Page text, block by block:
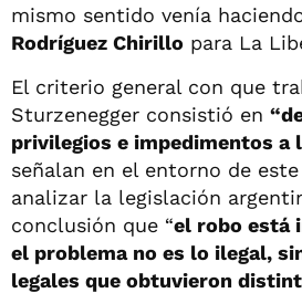
mismo sentido venía
Rodríguez Chirillo para La
El criterio general con que
Sturzenegger consistió en
privilegios e impedimentos a
señalan en el entorno de
analizar la legislación
conclusión que “el robo está
el problema no es lo ilegal,
legales que obtuvieron